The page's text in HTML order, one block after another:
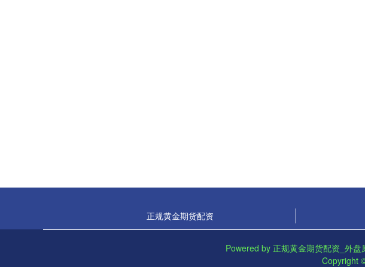
正规黄金期货配资
Powered by 正规黄金期货配资_外
Copyright